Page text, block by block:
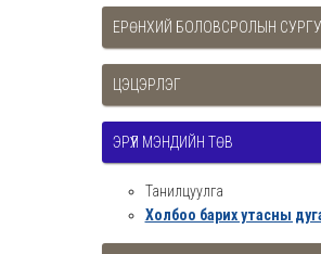
ЕРӨНХИЙ БОЛОВСРОЛЫН
ЦЭЦЭРЛЭГ
ЭРҮҮЛ МЭНДИЙН ТӨВ
Танилцуулга
Холбоо барих утасны